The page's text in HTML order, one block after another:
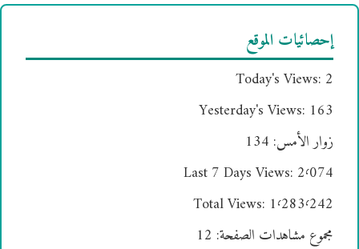
إحصائيات الموقع
Today's Views: 2
Yesterday's Views: 163
زوار الأمس: 134
Last 7 Days Views: 2٬074
Total Views: 1٬283٬242
مجموع مشاهدات الصفحة: 12